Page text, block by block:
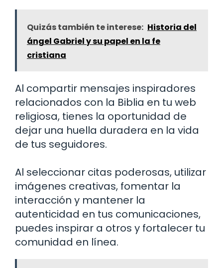
Quizás también te interese: Historia del
ángel Gabriel y su papel en la fe
cristiana
Al compartir mensajes inspiradores
relacionados con la Biblia en tu web
religiosa, tienes la oportunidad de
dejar una huella duradera en la vida
de tus seguidores.
Al seleccionar citas poderosas, utilizar
imágenes creativas, fomentar la
interacción y mantener la
autenticidad en tus comunicaciones,
puedes inspirar a otros y fortalecer tu
comunidad en línea.